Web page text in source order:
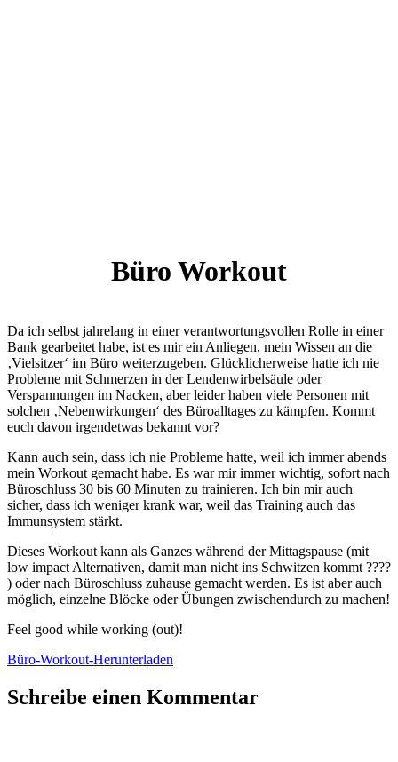
Büro Workout
Da ich selbst jahrelang in einer verantwortungsvollen Rolle in einer
Bank gearbeitet habe, ist es mir ein Anliegen, mein Wissen an die
‚Vielsitzer‘ im Büro weiterzugeben. Glücklicherweise hatte ich nie
Probleme mit Schmerzen in der Lendenwirbelsäule oder
Verspannungen im Nacken, aber leider haben viele Personen mit
solchen ‚Nebenwirkungen‘ des Büroalltages zu kämpfen. Kommt
euch davon irgendetwas bekannt vor?
Kann auch sein, dass ich nie Probleme hatte, weil ich immer abends
mein Workout gemacht habe. Es war mir immer wichtig, sofort nach
Büroschluss 30 bis 60 Minuten zu trainieren. Ich bin mir auch
sicher, dass ich weniger krank war, weil das Training auch das
Immunsystem stärkt.
Dieses Workout kann als Ganzes während der Mittagspause (mit
low impact Alternativen, damit man nicht ins Schwitzen kommt ????
) oder nach Büroschluss zuhause gemacht werden. Es ist aber auch
möglich, einzelne Blöcke oder Übungen zwischendurch zu machen!
Feel good while working (out)!
Büro-Workout-Herunterladen
Schreibe einen Kommentar